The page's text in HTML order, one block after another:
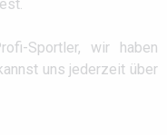
Sportler, wir haben
uns jederzeit über